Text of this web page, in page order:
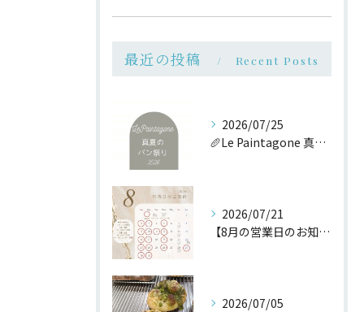
最近の投稿 Recent Posts
2026/07/25
🥖Le Paintagone 真夏のパン祭り🥖
2026/07/21
【8月の営業日のお知らせ】
2026/07/05